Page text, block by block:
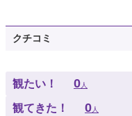
クチコミ
観たい！ 0人
観てきた！ 0人